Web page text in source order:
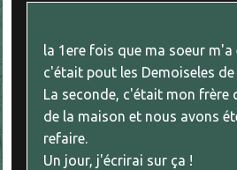
la 1ere fois que ma soeur m'a
c'était pout les Demoiseles de
La seconde, c'était mon frère
de la maison et nous avons
refaire.
Un jour, j'écrirai sur ça !